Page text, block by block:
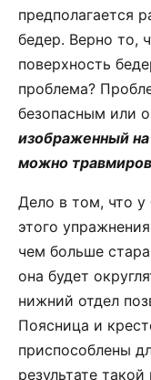
предполагается
бедер. Верно то,
поверхность
проблема?
безопасным или
изображенный на
можно
Дело в том, что у
этого
чем больше
она будет
нижний отдел
Поясница и
приспособлены
результате